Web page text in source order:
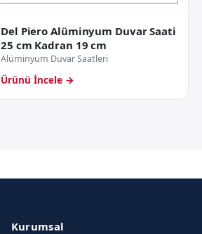
Del Piero Alüminyum Duvar Saati
25 cm Kadran 19 cm
Alüminyum Duvar Saatleri
Ürünü İncele →
Kurumsal